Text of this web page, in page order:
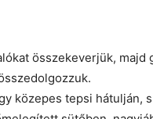
összekeverjük,
közepes tepsi hátulján,